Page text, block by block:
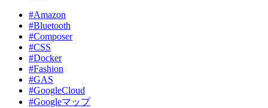
#Amazon
#Bluetooth
#Composer
#CSS
#Docker
#Fashion
#GAS
#GoogleCloud
#Googleマップ